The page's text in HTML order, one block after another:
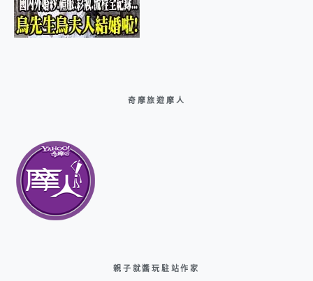
奇摩旅遊摩人
親子就醬玩駐站作家